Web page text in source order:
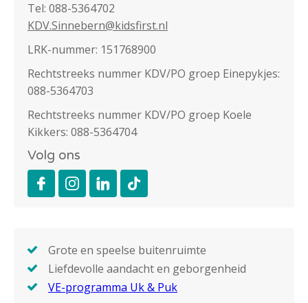
Tel: 088-5364702
KDV.Sinnebern@kidsfirst.nl
LRK-nummer: 151768900
Rechtstreeks nummer KDV/PO groep Einepykjes:
088-5364703
Rechtstreeks nummer KDV/PO groep Koele
Kikkers: 088-5364704
Volg ons
Grote en speelse buitenruimte
Liefdevolle aandacht en geborgenheid
VE-programma Uk & Puk